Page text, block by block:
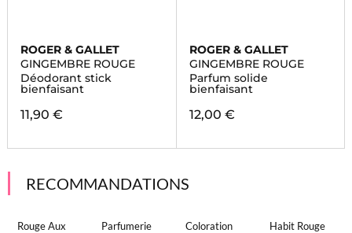
ROGER & GALLET
GINGEMBRE ROUGE
Déodorant stick
bienfaisant
11,90 €
ROGER & GALLET
GINGEMBRE ROUGE
Parfum solide
bienfaisant
12,00 €
RECOMMANDATIONS
Rouge Aux
Parfumerie
Coloration
Habit Rouge